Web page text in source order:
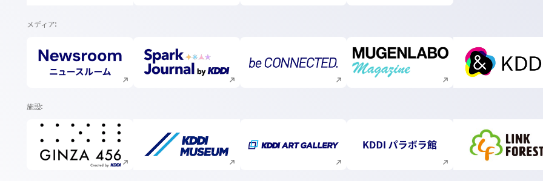
メディア
新規ウィンドウで開く 新規ウィンドウで開く 新規ウィンドウで開く 新規ウィンドウで開く 新規ウィ
施設
新規ウィンドウで開く 新規ウィンドウで開く 新規ウィンドウで開く 新規ウィンドウで開く 新規ウィ